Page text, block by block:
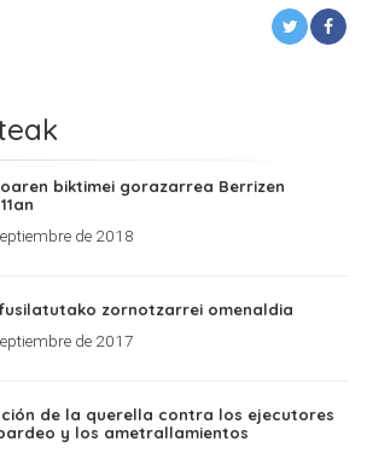
biktimei gorazarrea Berrizen
de 2018
zornotzarrei omenaldia
de 2017
de la querella contra los ejecutores
y los ametrallamientos